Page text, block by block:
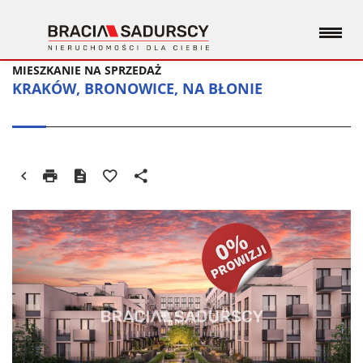
KRAKÓW, BRONOWICE, NA BŁONIE
MIESZKANIE NA SPRZEDAŻ